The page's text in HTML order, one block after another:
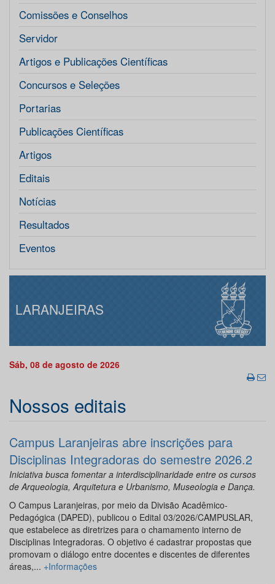
Comissões e Conselhos
Servidor
Artigos e Publicações Científicas
Concursos e Seleções
Portarias
Publicações Científicas
Artigos
Editais
Notícias
Resultados
Eventos
LARANJEIRAS
Sáb, 08 de agosto de 2026
Nossos editais
Campus Laranjeiras abre inscrições para
Disciplinas Integradoras do semestre 2026.2
Iniciativa busca fomentar a interdisciplinaridade entre os cursos
de Arqueologia, Arquitetura e Urbanismo, Museologia e Dança.
O Campus Laranjeiras, por meio da Divisão Acadêmico-
Pedagógica (DAPED), publicou o Edital 03/2026/CAMPUSLAR,
que estabelece as diretrizes para o chamamento interno de
Disciplinas Integradoras. O objetivo é cadastrar propostas que
promovam o diálogo entre docentes e discentes de diferentes
áreas,... +Informações